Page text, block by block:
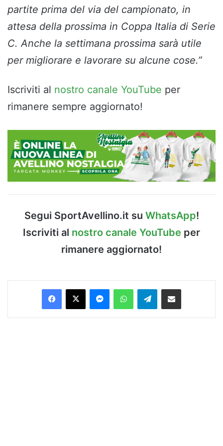
partite prima del via del campionato, in
attesa della prossima in Coppa Italia di Serie
C. Anche la settimana prossima sarà utile
per migliorare e lavorare su alcune cose.”
Iscriviti al nostro canale YouTube per
rimanere sempre aggiornato!
Segui SportAvellino.it su WhatsApp!
Iscriviti al nostro canale YouTube per
rimanere aggiornato!
Facebook
X MessengerWhatsAppTelegramCondividi via Email